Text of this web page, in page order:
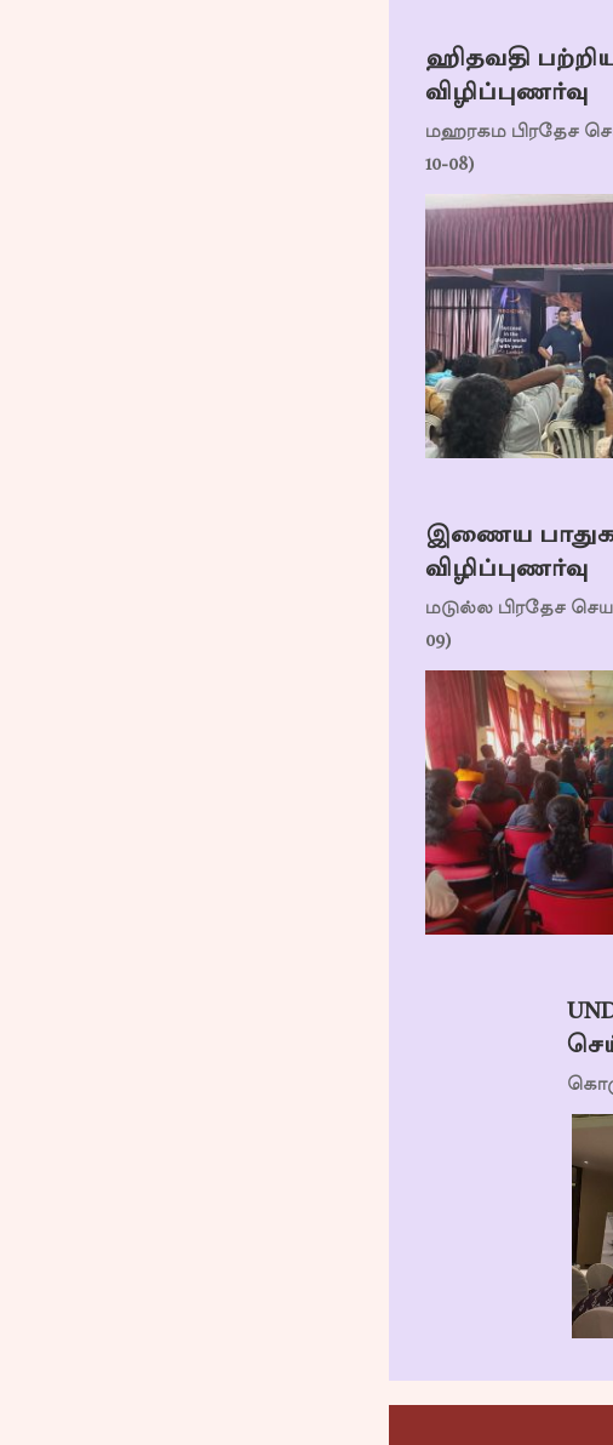
ஹிதவதி
விழிப்புணர்வு
மஹரகம பிரதேச
10-08)
இணைய
விழிப்புணர்வு
மடுல்ல பிரதேச
09)